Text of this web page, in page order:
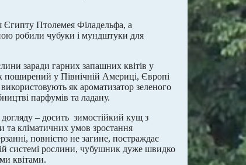
Єгипту Птолемея Філадельфа, а
робили чубуки і мундштуки для
заради гарних запашних квітів у
поширений у Північній Америці, Європі
як ароматизатор зеленого
парфумів та ладану.
– досить зимостійкий кущ з
та кліматичних умов зростання
повністю не загине, постраждає
системі рослини, чубушник дуже швидко
квітами.